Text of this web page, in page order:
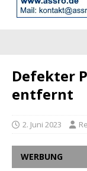
Defekter
entfernt
2. Juni 2023
WERBUNG